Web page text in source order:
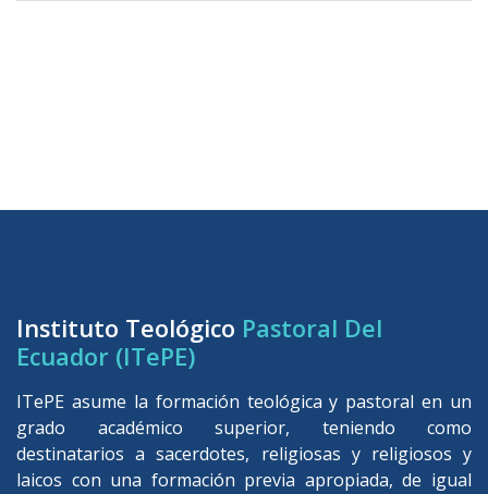
Instituto Teológico Pastoral Del
Ecuador (ITePE)
ITePE asume la formación teológica y pastoral en un
grado académico superior, teniendo como
destinatarios a sacerdotes, religiosas y religiosos y
laicos con una formación previa apropiada, de igual